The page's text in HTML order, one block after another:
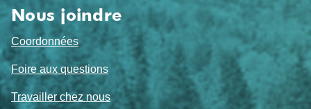
Nous joindre
Coordonnées
Foire aux questions
Travailler chez nous